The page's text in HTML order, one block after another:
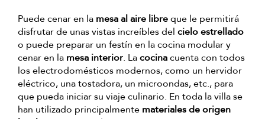
Puede cenar en la mesa al aire libreque le permitirá
disfrutar de unas vistas increíbles del cielo estrellado
o puede preparar un festín en la cocina modular y
cenar en la mesa interior. Lacocinacuenta con todos
los electrodomésticos modernos, como un hervidor
eléctrico, una tostadora, un microondas, etc., para
que pueda iniciar su viaje culinario. En toda la villa se
han utilizado principalmente materiales de origen